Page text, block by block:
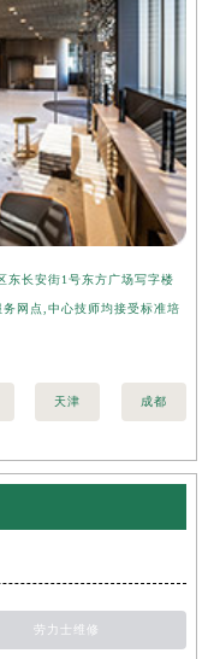
东长安街1号东方广场写字楼
网点,中心技师均接受标准培
天津 成都
劳力士维修